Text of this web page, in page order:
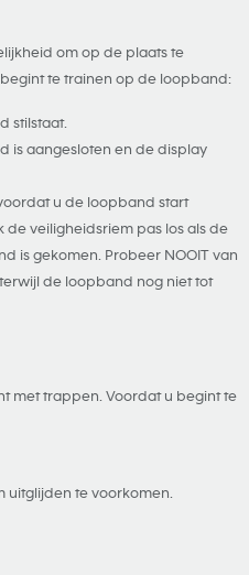
om op de plaats te
te trainen op de loopband:
stilstaat.
is aangesloten en de display
u de loopband start
de veiligheidsriem pas los als de
is gekomen. Probeer NOOIT van
de loopband nog niet tot
met trappen. Voordat u begint te
uitglijden te voorkomen.